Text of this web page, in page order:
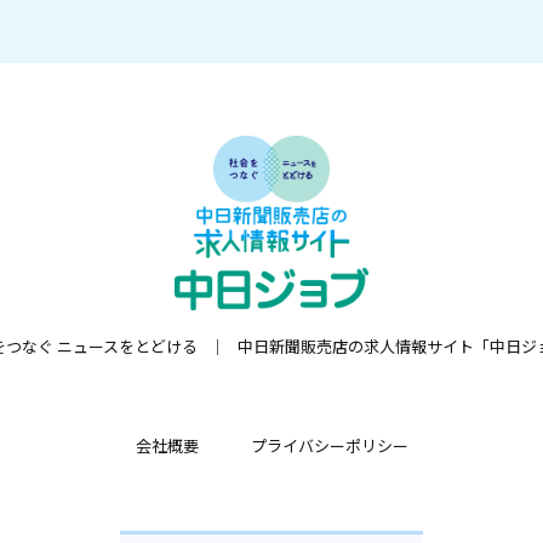
つなぐ ニュースをとどける 中日新聞販売店の求人情報サイト「中日ジ
会社概要 プライバシーポリシー